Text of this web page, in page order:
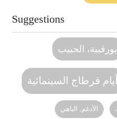
Suggestions
بورقيبة، الحبيب
أيام قرطاج السينمائية
الأدغم, الباهي